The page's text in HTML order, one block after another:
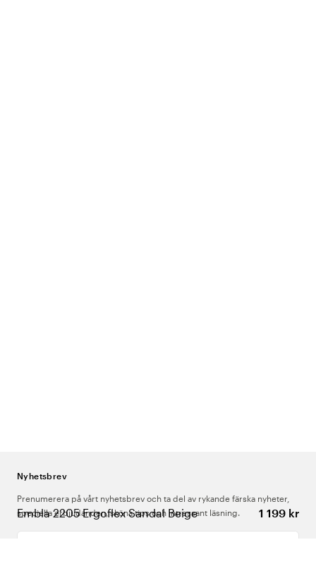
Embla 2205 Ergoflex Sandal Beige 1 199 kr
Nyhetsbrev
Prenumerera på vårt nyhetsbrev och ta del av rykande färska nyheter,
speciella erbjudanden, sköna tips och intressant läsning.
Ange din e-postadress